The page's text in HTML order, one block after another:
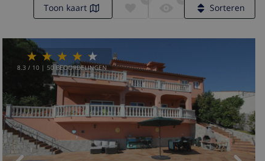
Toon kaart Sorteren
8.3 / 10 | 50 BEOORDELINGEN